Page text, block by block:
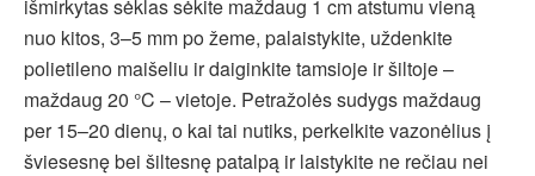
išmirkytas sėklas sėkite maždaug 1 cm atstumu vieną
nuo kitos, 3–5 mm po žeme, palaistykite, uždenkite
polietileno maišeliu ir daiginkite tamsioje ir šiltoje –
maždaug 20 °C – vietoje. Petražolės sudygs maždaug
per 15–20 dienų, o kai tai nutiks, perkelkite vazonėlius į
šviesesnę bei šiltesnę patalpą ir laistykite ne rečiau nei